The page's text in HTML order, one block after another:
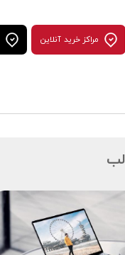
مراكز خريد آنلاين